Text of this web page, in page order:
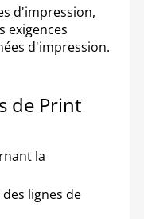
d'impression,
exigences
d'impression.
de Print
la
lignes de